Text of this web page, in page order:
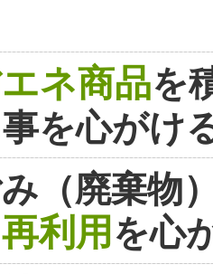
ネ商品を
を心がけ
（廃棄物
再利用を心